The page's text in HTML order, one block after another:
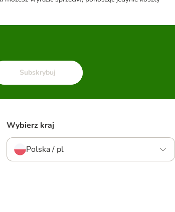
Subskrybuj
Wybierz kraj
Polska / pl